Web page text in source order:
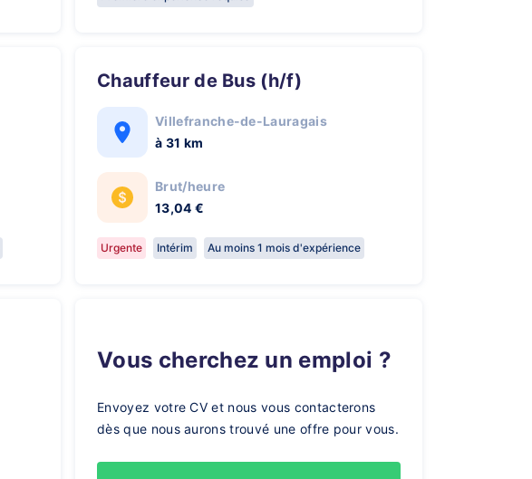
Chauffeur de Bus (h/f)
Villefranche-de-Lauragais
à 31 km
Brut/heure
13,04 €
Urgente Intérim Au moins 1 mois d'expérience
Vous cherchez un emploi ?
Envoyez votre CV et nous vous contacterons
dès que nous aurons trouvé une offre pour vous.